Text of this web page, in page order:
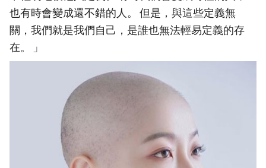
也有時會變成還不錯的人。 但是，與這些定義無
關，我們就是我們自己，是誰也無法輕易定義的存
在。 」